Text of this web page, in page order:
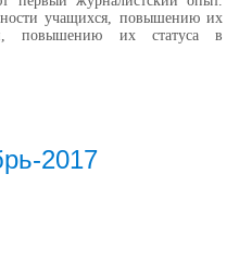
учащихся, повышению их
повышению их статуса в
2017